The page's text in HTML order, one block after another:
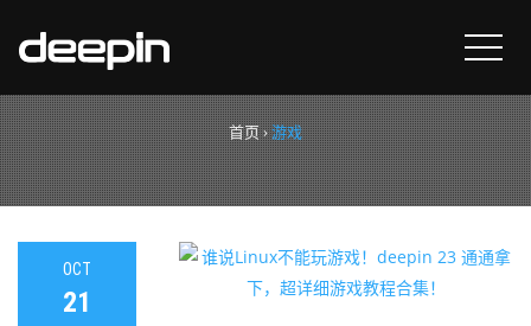
标签：
首页›游戏
OCT
21